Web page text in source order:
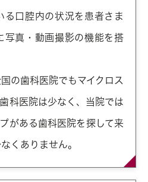
る口腔内の状況を患者さま
写真・動画撮影の機能を搭
の歯科医院でもマイクロス
科医院は少なく、当院では
がある歯科医院を探して来
くありません。